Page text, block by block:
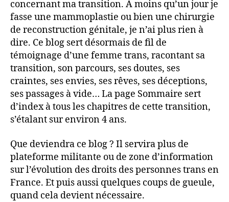
concernant ma transition. À moins qu’un jour je
fasse une mammoplastie ou bien une chirurgie
de reconstruction génitale, je n’ai plus rien à
dire. Ce blog sert désormais de fil de
témoignage d’une femme trans, racontant sa
transition, son parcours, ses doutes, ses
craintes, ses envies, ses rêves, ses déceptions,
ses passages à vide… La page Sommaire sert
d’index à tous les chapitres de cette transition,
s’étalant sur environ 4 ans.
Que deviendra ce blog ? Il servira plus de
plateforme militante ou de zone d’information
sur l’évolution des droits des personnes trans en
France. Et puis aussi quelques coups de gueule,
quand cela devient nécessaire.